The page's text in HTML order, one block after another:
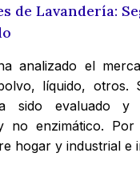
de Lavandería:
analizado el
líquido, otros.
sido evaluado y
no enzimático.
hogar y industrial e